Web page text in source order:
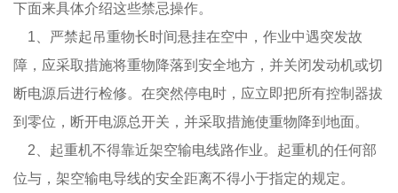
下面来具体介绍这些禁忌操作。
1、严禁起吊重物长时间悬挂在空中，作业中遇突发故
障，应采取措施将重物降落到安全地方，并关闭发动机或切
断电源后进行检修。在突然停电时，应立即把所有控制器拔
到零位，断开电源总开关，并采取措施使重物降到地面。
2、起重机不得靠近架空输电线路作业。起重机的任何部
位与，架空输电导线的安全距离不得小于指定的规定。